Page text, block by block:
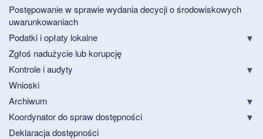
Postępowanie w sprawie wydania decycji o środowiskowych
uwarunkowaniach
Podatki i opłaty lokalne
Zgłoś nadużycie lub korupcję
Kontrole i audyty
Wnioski
Archiwum
Koordynator do spraw dostępności
Deklaracja dostępności